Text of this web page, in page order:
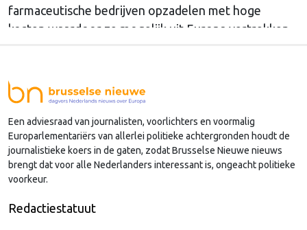
farmaceutische bedrijven opzadelen met hoge
kosten waardoor ze mogelijk uit Europa vertrekken.
Een adviesraad van journalisten, voorlichters en voormalig
Europarlementariërs van allerlei politieke achtergronden houdt de
journalistieke koers in de gaten, zodat Brusselse Nieuwe nieuws
brengt dat voor alle Nederlanders interessant is, ongeacht politieke
voorkeur.
Redactiestatuut